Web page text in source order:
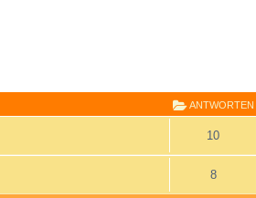
ANTWORTEN
10
8